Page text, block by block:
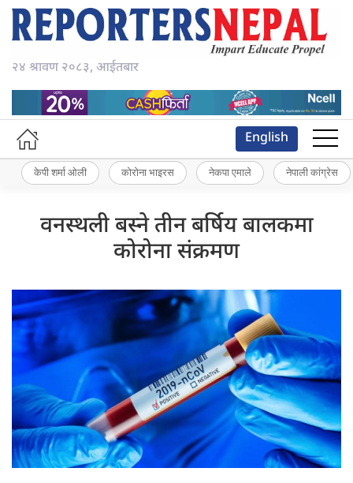
२४ श्रावण २०८३, आईतबार
English
केपी शर्मा ओली कोरोना भाइरस नेकपा एमाले नेपाली कांग्रेस
वनस्थली बस्ने तीन बर्षिय बालकमा
कोरोना संक्रमण